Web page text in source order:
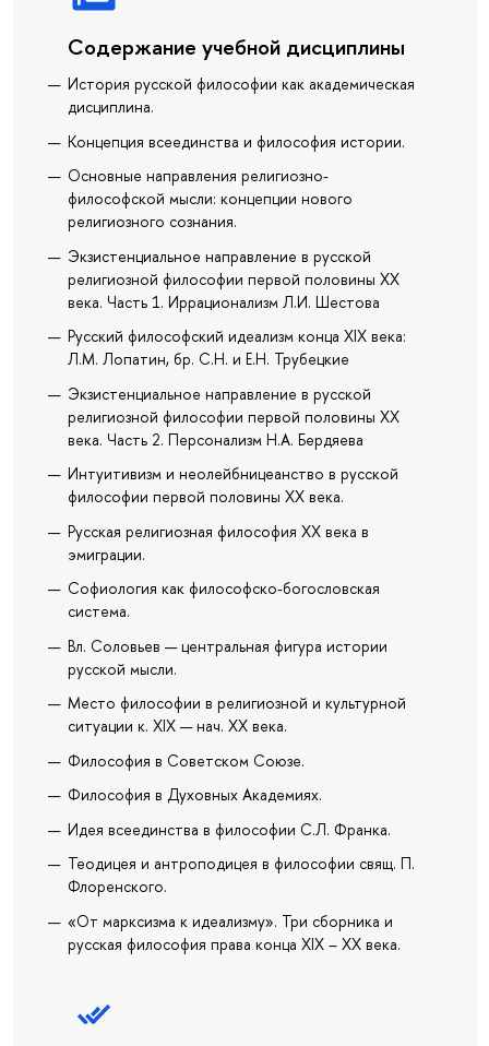
Содержание учебной дисциплины
История русской философии как академическая
дисциплина.
Концепция всеединства и философия истории.
Основные направления религиозно-
философской мысли: концепции нового
религиозного сознания.
Экзистенциальное направление в русской
религиозной философии первой половины ХХ
века. Часть 1. Иррационализм Л.И. Шестова
Русский философский идеализм конца XIX века:
Л.М. Лопатин, бр. С.Н. и Е.Н. Трубецкие
Экзистенциальное направление в русской
религиозной философии первой половины ХХ
века. Часть 2. Персонализм Н.А. Бердяева
Интуитивизм и неолейбницеанство в русской
философии первой половины XX века.
Русская религиозная философия XX века в
эмиграции.
Софиология как философско-богословская
система.
Вл. Соловьев — центральная фигура истории
русской мысли.
Место философии в религиозной и культурной
ситуации к. XIX — нач. XX века.
Философия в Советском Союзе.
Философия в Духовных Академиях.
Идея всеединства в философии С.Л. Франка.
Теодицея и антроподицея в философии свящ. П.
Флоренского.
«От марксизма к идеализму». Три сборника и
русская философия права конца XIX – XX века.